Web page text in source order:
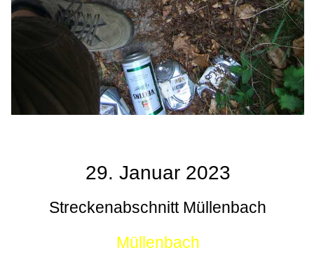
29. Januar 2023
Streckenabschnitt Müllenbach
Müllenbach